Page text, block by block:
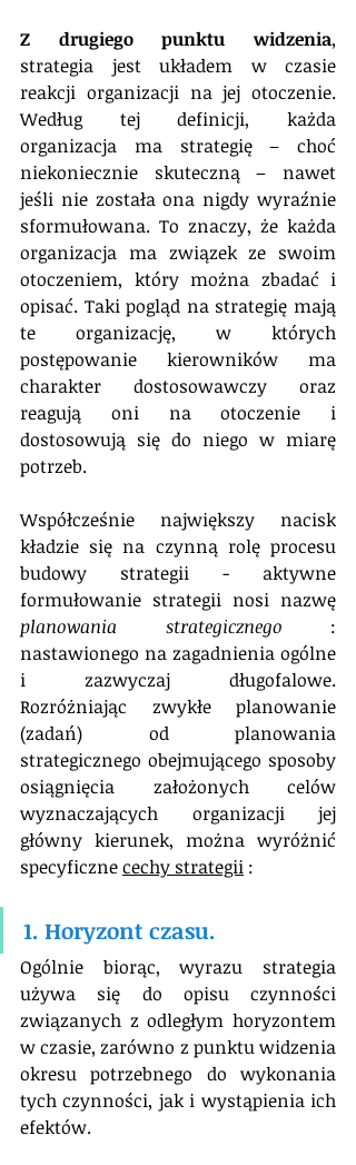
Z drugiego punktu widzenia,
strategia jest układem w czasie
reakcji organizacji na jej otoczenie.
Według tej definicji, każda
organizacja ma strategię – choć
niekoniecznie skuteczną – nawet
jeśli nie została ona nigdy wyraźnie
sformułowana. To znaczy, że każda
organizacja ma związek ze swoim
otoczeniem, który można zbadać i
opisać. Taki pogląd na strategię mają
te organizację, w których
postępowanie kierowników ma
charakter dostosowawczy oraz
reagują oni na otoczenie i
dostosowują się do niego w miarę
potrzeb.
Współcześnie największy nacisk
kładzie się na czynną rolę procesu
budowy strategii - aktywne
planowania strategicznego :
nastawionego na zagadnienia ogólne
i zazwyczaj długofalowe.
Rozróżniając zwykłe planowanie
(zadań) od planowania
strategicznego obejmującego sposoby
osiągnięcia założonych celów
wyznaczających organizacji jej
główny kierunek, można wyróżnić
specyficzne cechy strategii :
1. Horyzont czasu.
Ogólnie biorąc, wyrazu strategia
używa się do opisu czynności
związanych z odległym horyzontem
w czasie, zarówno z punktu widzenia
okresu potrzebnego do wykonania
tych czynności, jak i wystąpienia ich
efektów.